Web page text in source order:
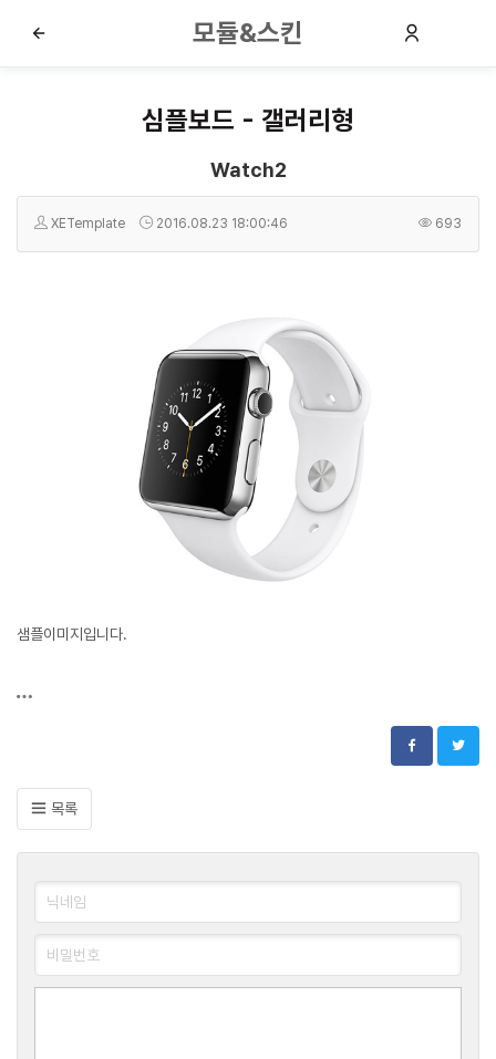
모듈&스킨
심플보드 - 갤러리형
Watch2
XETemplate 2016.08.23 18:00:46 693
샘플이미지입니다.
목록